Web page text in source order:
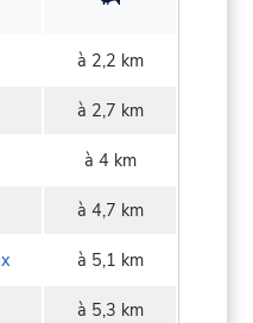
à 2,2 km
à 2,7 km
à 4 km
à 4,7 km
à 5,1 km
à 5,3 km